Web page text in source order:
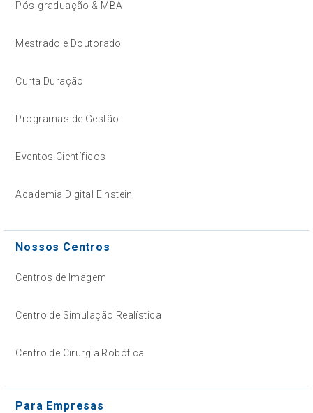
Pós-graduação & MBA
Mestrado e Doutorado
Curta Duração
Programas de Gestão
Eventos Científicos
Academia Digital Einstein
Nossos Centros
Centros de Imagem
Centro de Simulação Realística
Centro de Cirurgia Robótica
Para Empresas